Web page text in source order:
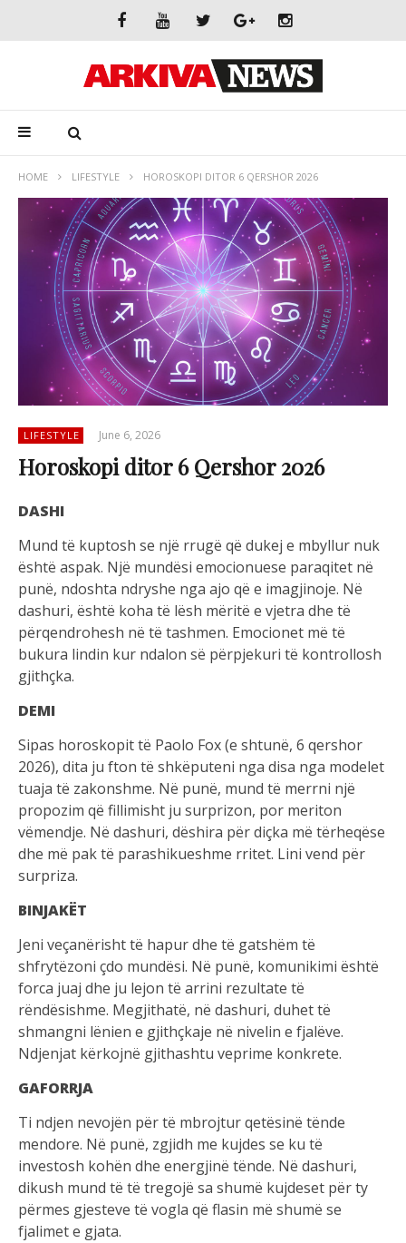
HOME LIFESTYLE HOROSKOPI DITOR 6 QERSHOR 2026
LIFESTYLE June 6, 2026
Horoskopi ditor 6 Qershor 2026
DASHI
Mund të kuptosh se një rrugë që dukej e mbyllur nuk
është aspak. Një mundësi emocionuese paraqitet në
punë, ndoshta ndryshe nga ajo që e imagjinoje. Në
dashuri, është koha të lësh mëritë e vjetra dhe të
përqendrohesh në të tashmen. Emocionet më të
bukura lindin kur ndalon së përpjekuri të kontrollosh
gjithçka.
DEMI
Sipas horoskopit të Paolo Fox (e shtunë, 6 qershor
2026), dita ju fton të shkëputeni nga disa nga modelet
tuaja të zakonshme. Në punë, mund të merrni një
propozim që fillimisht ju surprizon, por meriton
vëmendje. Në dashuri, dëshira për diçka më tërheqëse
dhe më pak të parashikueshme rritet. Lini vend për
surpriza.
BINJAKËT
Jeni veçanërisht të hapur dhe të gatshëm të
shfrytëzoni çdo mundësi. Në punë, komunikimi është
forca juaj dhe ju lejon të arrini rezultate të
rëndësishme. Megjithatë, në dashuri, duhet të
shmangni lënien e gjithçkaje në nivelin e fjalëve.
Ndjenjat kërkojnë gjithashtu veprime konkrete.
GAFORRJA
Ti ndjen nevojën për të mbrojtur qetësinë tënde
mendore. Në punë, zgjidh me kujdes se ku të
investosh kohën dhe energjinë tënde. Në dashuri,
dikush mund të të tregojë sa shumë kujdeset për ty
përmes gjesteve të vogla që flasin më shumë se
fjalimet e gjata.